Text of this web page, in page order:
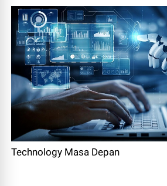
Technology Masa Depan